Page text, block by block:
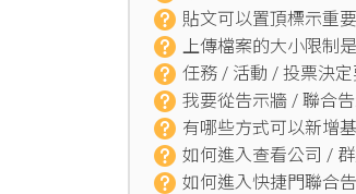
貼文可以置頂標示重
上傳檔案的大小限制
任務 / 活動 / 投票決
我要從告示牆 / 聯合
有哪些方式可以新增
如何進入查看公司 /
如何進入快捷門聯合